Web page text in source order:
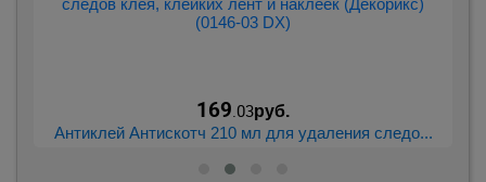
169.03руб.
Антиклей Антискотч 210 мл для удаления следо...